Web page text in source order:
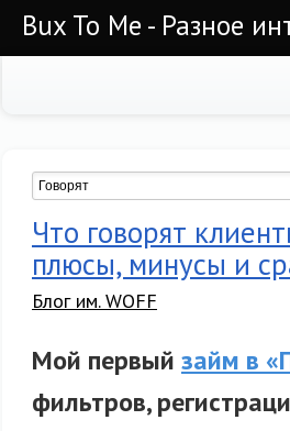
Bux To Me - Разное
Что говорят
плюсы, минусы и
Блог им. WOFF
Мой первый займ в
фильтров,